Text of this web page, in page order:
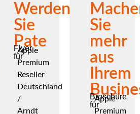
Werden
Sie
Pate
Flyer
für
Apple
Premium
Reseller
Deutschland
/
Arndt
Sie
mehr
aus
Ihrem
Broschüre
für
Apple
Premium